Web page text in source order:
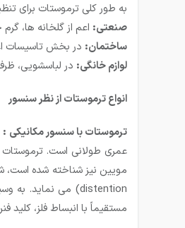
به طور کلی ترموستات برای
صنعتی: اعم از گلخانه ها،
ساختمان: در بخش تاسیسات
لوازم خانگی: در لباسشویی،
انواع ترموستات از نظر سنسور
ترموستات با سنسور مکانیکی :
مستقیماً با انبساط فلز، کلید